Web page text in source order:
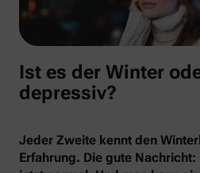
Ist es der Winter
depressiv?
Jeder Zweite kennt den
Erfahrung. Die gute